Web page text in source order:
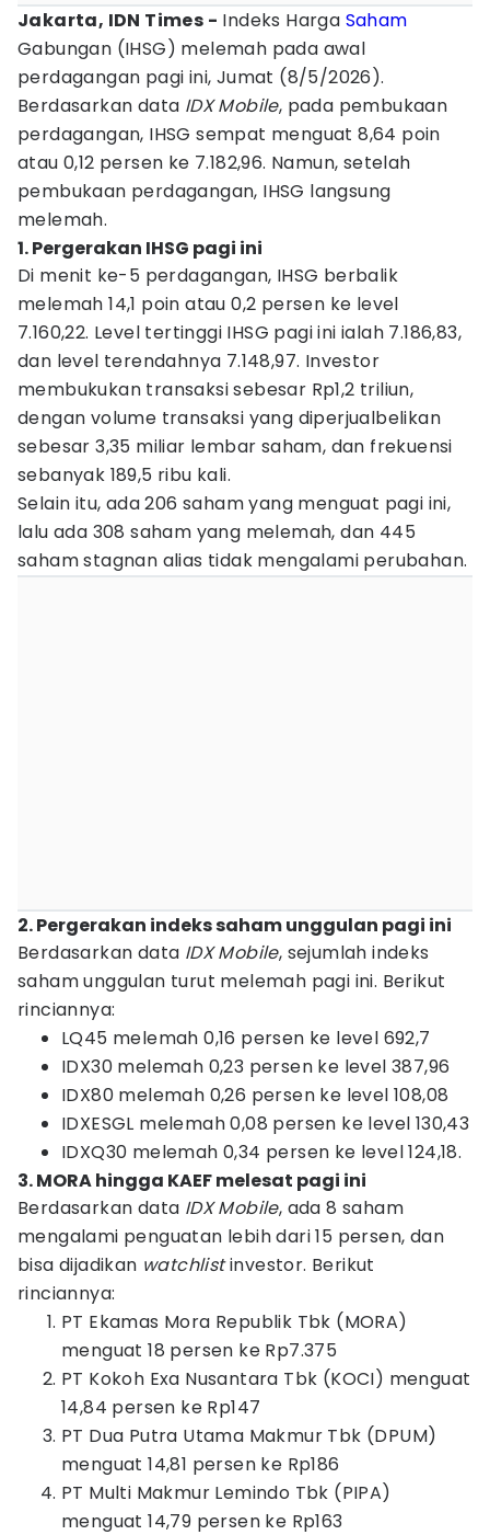
Jakarta, IDN Times - Indeks Harga Saham
Gabungan (IHSG) melemah pada awal
perdagangan pagi ini, Jumat (8/5/2026).
Berdasarkan data IDX Mobile, pada pembukaan
perdagangan, IHSG sempat menguat 8,64 poin
atau 0,12 persen ke 7.182,96. Namun, setelah
pembukaan perdagangan, IHSG langsung
melemah.
1. Pergerakan IHSG pagi ini
Di menit ke-5 perdagangan, IHSG berbalik
melemah 14,1 poin atau 0,2 persen ke level
7.160,22. Level tertinggi IHSG pagi ini ialah 7.186,83,
dan level terendahnya 7.148,97. Investor
membukukan transaksi sebesar Rp1,2 triliun,
dengan volume transaksi yang diperjualbelikan
sebesar 3,35 miliar lembar saham, dan frekuensi
sebanyak 189,5 ribu kali.
Selain itu, ada 206 saham yang menguat pagi ini,
lalu ada 308 saham yang melemah, dan 445
saham stagnan alias tidak mengalami perubahan.
2. Pergerakan indeks saham unggulan pagi ini
Berdasarkan data IDX Mobile, sejumlah indeks
saham unggulan turut melemah pagi ini. Berikut
rinciannya:
LQ45 melemah 0,16 persen ke level 692,7
IDX30 melemah 0,23 persen ke level 387,96
IDX80 melemah 0,26 persen ke level 108,08
IDXESGL melemah 0,08 persen ke level 130,43
IDXQ30 melemah 0,34 persen ke level 124,18.
3. MORA hingga KAEF melesat pagi ini
Berdasarkan data IDX Mobile, ada 8 saham
mengalami penguatan lebih dari 15 persen, dan
bisa dijadikan watchlistinvestor. Berikut
rinciannya:
PT Ekamas Mora Republik Tbk (MORA)
menguat 18 persen ke Rp7.375
PT Kokoh Exa Nusantara Tbk (KOCI) menguat
14,84 persen ke Rp147
PT Dua Putra Utama Makmur Tbk (DPUM)
menguat 14,81 persen ke Rp186
PT Multi Makmur Lemindo Tbk (PIPA)
menguat 14,79 persen ke Rp163